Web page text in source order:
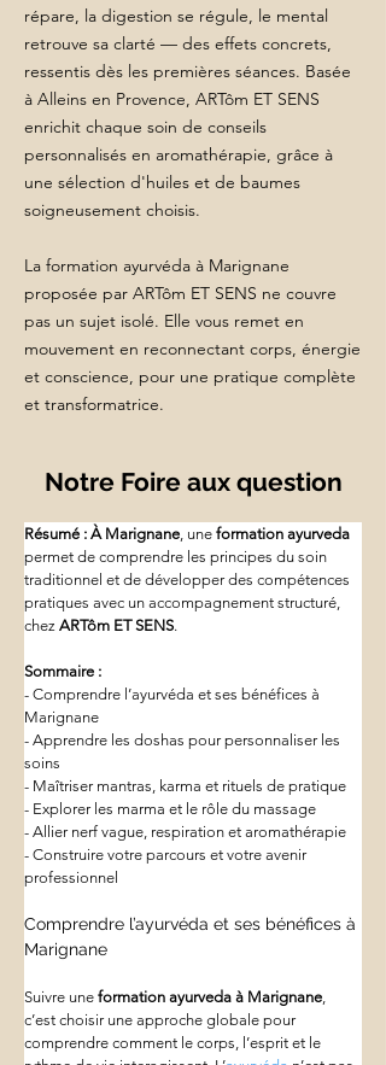
répare, la digestion se régule, le mental
retrouve sa clarté — des effets concrets,
ressentis dès les premières séances. Basée
à Alleins en Provence, ARTôm ET SENS
enrichit chaque soin de conseils
personnalisés en aromathérapie, grâce à
une sélection d'huiles et de baumes
soigneusement choisis.
La formation ayurvéda à Marignane
proposée par ARTôm ET SENS ne couvre
pas un sujet isolé. Elle vous remet en
mouvement en reconnectant corps, énergie
et conscience, pour une pratique complète
et transformatrice.
Notre Foire aux question
Résumé : À Marignane, une formation ayurveda
permet de comprendre les principes du soin
traditionnel et de développer des compétences
pratiques avec un accompagnement structuré,
chez ARTôm ET SENS.
Sommaire :
- Comprendre l’ayurvéda et ses bénéfices à
Marignane
- Apprendre les doshas pour personnaliser les
soins
- Maîtriser mantras, karma et rituels de pratique
- Explorer les marma et le rôle du massage
- Allier nerf vague, respiration et aromathérapie
- Construire votre parcours et votre avenir
professionnel
Comprendre l’ayurvéda et ses bénéfices à
Marignane
Suivre une formation ayurveda à Marignane,
c’est choisir une approche globale pour
comprendre comment le corps, l’esprit et le